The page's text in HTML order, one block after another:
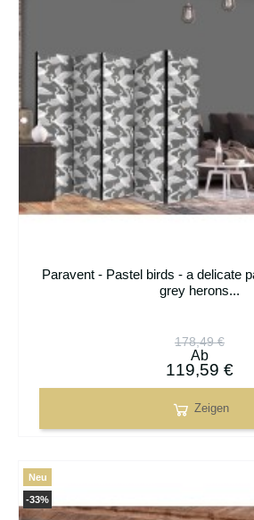
Paravent - Pastel birds - a delicate
grey herons...
178,49 €
Ab
119,59 €
Zeigen
-33%
Neu